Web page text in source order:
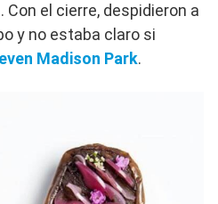
el cierre, despidieron a
y no estaba claro si
Madison Park.